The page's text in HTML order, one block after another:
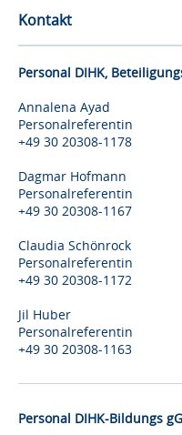
Kontakt
Personal DIHK,
Annalena Ayad
Personalreferentin
+49 30 20308-1178
Dagmar Hofmann
Personalreferentin
+49 30 20308-1167
Claudia Schönrock
Personalreferentin
+49 30 20308-1172
Jil Huber
Personalreferentin
+49 30 20308-1163
Personal DIHK-Bildungs